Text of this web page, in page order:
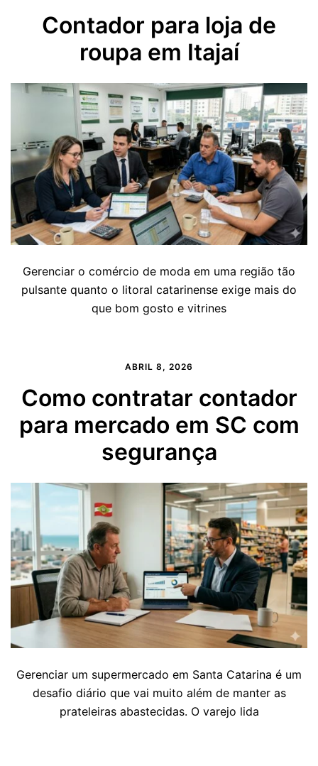
Contador para loja de
roupa em Itajaí
Gerenciar o comércio de moda em uma região tão
pulsante quanto o litoral catarinense exige mais do
que bom gosto e vitrines
ABRIL 8, 2026
Como contratar contador
para mercado em SC com
segurança
Gerenciar um supermercado em Santa Catarina é um
desafio diário que vai muito além de manter as
prateleiras abastecidas. O varejo lida